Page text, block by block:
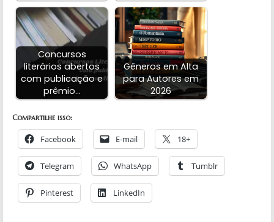
Concursos
literários abertos
com publicação e
prêmio…
Gêneros em Alta
para Autores em
2026
Compartilhe isso:
Facebook E-mail 18+
Telegram WhatsApp Tumblr
Pinterest LinkedIn